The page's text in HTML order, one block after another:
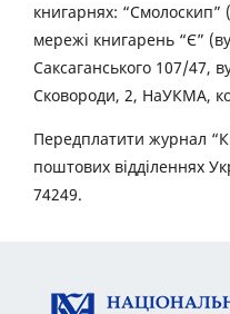
книгарнях: “Смолоскип”
мережі книгарень “Є”
Саксаганського 107/47,
Сковороди, 2, НаУКМА,
Передплатити журнал
поштових відділеннях
74249.